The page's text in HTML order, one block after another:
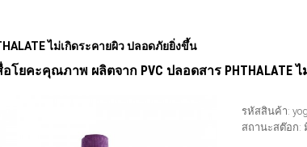
ไม่เกิดระคายผิว ปลอดภัยยิ่งขึ้น
อโยคะคุณภาพ ผลิตจาก PVC ปลอดสาร PHTHALATE
รหัสสินค้า:
สถานะสต๊อก: